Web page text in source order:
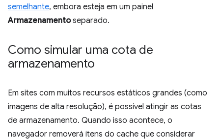
semelhante, embora esteja em um painel
Armazenamentoseparado.
Como simular uma cota de
armazenamento
Em sites com muitos recursos estáticos grandes (como
imagens de alta resolução), é possível atingir as cotas
de armazenamento. Quando isso acontece, o
navegador removerá itens do cache que considerar